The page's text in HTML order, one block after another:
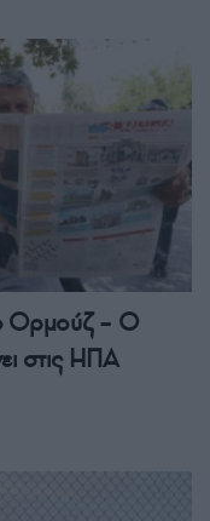
Ορμούζ – Ο
στις ΗΠΑ